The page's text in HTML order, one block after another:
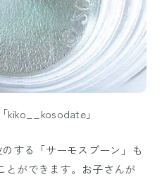
kiko__kosodate」
する「サーモスプーン」も
とができます。お子さんが